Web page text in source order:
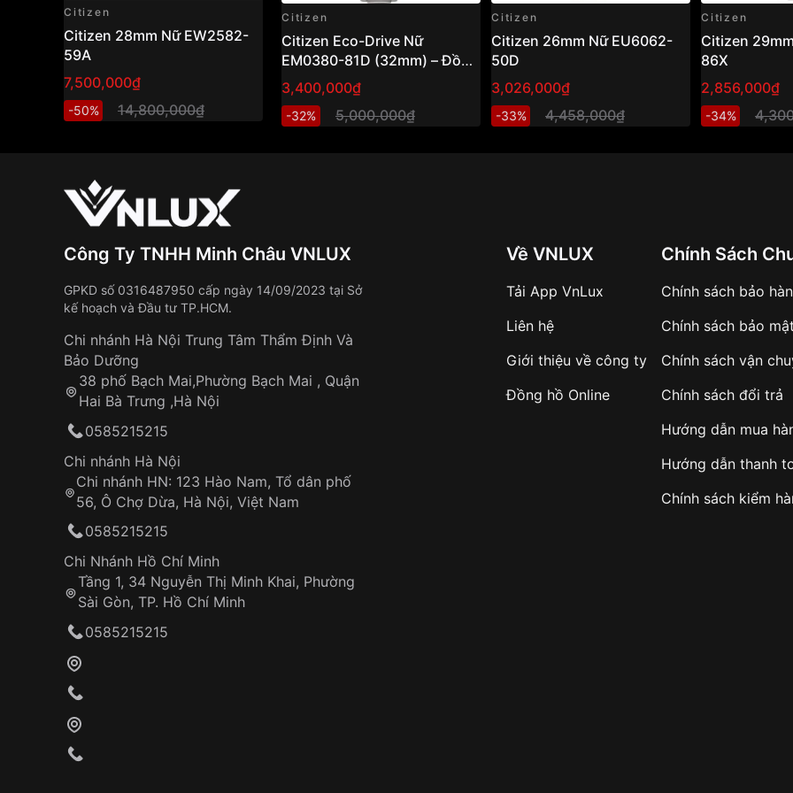
Citizen
Citizen 28mm Nữ EW2582-
59A
7,500,000₫
-50% 14,800,000₫
Citizen
Citizen Eco-Drive Nữ
EM0380-81D (32mm) – Đồng
hồ nữ năng lượng ánh sáng,
mặt xà cừ sang trọng
3,400,000₫
-32% 5,000,000₫
Citizen
Citizen 26mm Nữ EU6062-
50D
3,026,000₫
-33% 4,458,000₫
Citizen
Citizen
86X
2,856,000₫
-34%
Công Ty TNHH Minh Châu VNLUX
GPKD số 0316487950 cấp ngày 14/09/2023 tại Sở
kế hoạch và Đầu tư TP.HCM.
Chi nhánh Hà Nội Trung Tâm Thẩm Định Và
Bảo Dưỡng
38 phố Bạch Mai,Phường Bạch Mai , Quận
Hai Bà Trưng ,Hà Nội
0585215215
Chi nhánh Hà Nội
Chi nhánh HN: 123 Hào Nam, Tổ dân phố
56, Ô Chợ Dừa, Hà Nội, Việt Nam
0585215215
Chi Nhánh Hồ Chí Minh
Tầng 1, 34 Nguyễn Thị Minh Khai, Phường
Sài Gòn, TP. Hồ Chí Minh
0585215215
Về VNLUX
Tải App VnLux
Liên hệ
Giới thiệu về công ty
Đồng hồ Online
Chính Sách
Chính sách bảo
Chính sách bảo mật
Chính sách vận
Chính sách đổi trả
Hướng dẫn mua
Hướng dẫn thanh
Chính sách kiểm